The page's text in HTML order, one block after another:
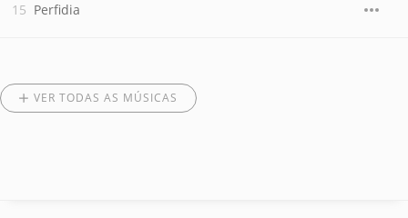
Perfidia
VER TODAS AS MÚSICAS